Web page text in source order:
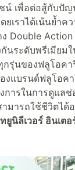
เพื่อต่อสู้กับปัญ
ยเราได้เน้นย้ำ
Double
นระดับพรีเมียม
รุ่นของฟลูโอคา
งแบรนด์ฟลูโอค
การในการดูแลช่
ารถใช้ชีวิตได้อ
นิลีเวอร์ อินเต